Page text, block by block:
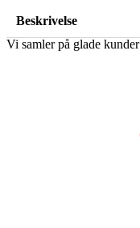
Beskrivelse
Vi samler på glade kunder